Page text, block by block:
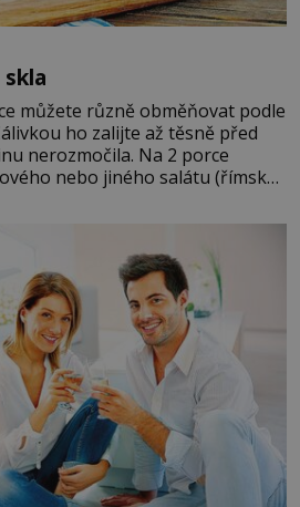
můžete různě obměňovat podle
ho zalijte až těsně před
nerozmočila. Na 2 porce
nebo jiného salátu (římský
✿ 4 lžíce olivového oleje ✿ 1
stroužku